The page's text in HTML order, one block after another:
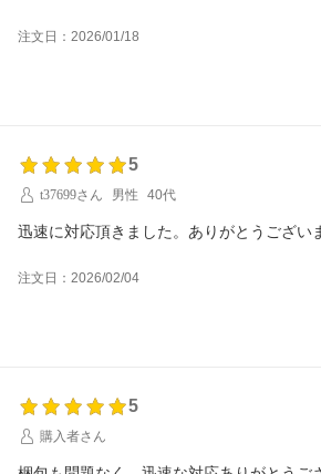
注文日：2026/01/18
5
t37699さん
男性 40代
迅速に対応頂きました。ありがとうござい
注文日：2026/02/04
5
購入者さん